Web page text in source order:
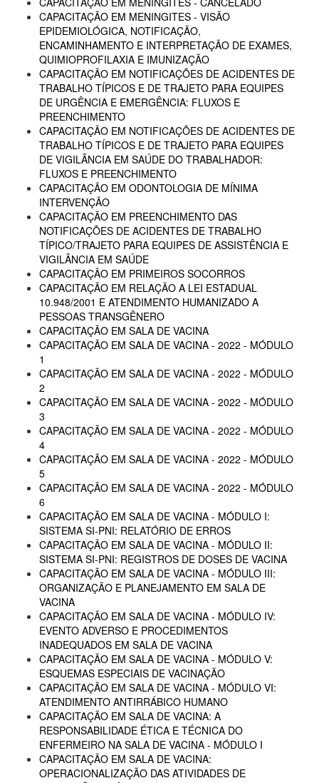
CAPACITAÇÃO EM MENINGITES - VISÃO
EPIDEMIOLÓGICA, NOTIFICAÇÃO,
ENCAMINHAMENTO E INTERPRETAÇÃO DE EXAMES,
QUIMIOPROFILAXIA E IMUNIZAÇÃO
CAPACITAÇÃO EM NOTIFICAÇÕES DE ACIDENTES DE
TRABALHO TÍPICOS E DE TRAJETO PARA EQUIPES
DE URGÊNCIA E EMERGÊNCIA: FLUXOS E
PREENCHIMENTO
CAPACITAÇÃO EM NOTIFICAÇÕES DE ACIDENTES DE
TRABALHO TÍPICOS E DE TRAJETO PARA EQUIPES
DE VIGILÂNCIA EM SAÚDE DO TRABALHADOR:
FLUXOS E PREENCHIMENTO
CAPACITAÇÃO EM ODONTOLOGIA DE MÍNIMA
INTERVENÇÃO
CAPACITAÇÃO EM PREENCHIMENTO DAS
NOTIFICAÇÕES DE ACIDENTES DE TRABALHO
TÍPICO/TRAJETO PARA EQUIPES DE ASSISTÊNCIA E
VIGILÂNCIA EM SAÚDE
CAPACITAÇÃO EM PRIMEIROS SOCORROS
CAPACITAÇÃO EM RELAÇÃO A LEI ESTADUAL
10.948/2001 E ATENDIMENTO HUMANIZADO A
PESSOAS TRANSGÊNERO
CAPACITAÇÃO EM SALA DE VACINA
CAPACITAÇÃO EM SALA DE VACINA - 2022 - MÓDULO
1
CAPACITAÇÃO EM SALA DE VACINA - 2022 - MÓDULO
2
CAPACITAÇÃO EM SALA DE VACINA - 2022 - MÓDULO
3
CAPACITAÇÃO EM SALA DE VACINA - 2022 - MÓDULO
4
CAPACITAÇÃO EM SALA DE VACINA - 2022 - MÓDULO
5
CAPACITAÇÃO EM SALA DE VACINA - 2022 - MÓDULO
6
CAPACITAÇÃO EM SALA DE VACINA - MÓDULO I:
SISTEMA SI-PNI: RELATÓRIO DE ERROS
CAPACITAÇÃO EM SALA DE VACINA - MÓDULO II:
SISTEMA SI-PNI: REGISTROS DE DOSES DE VACINA
CAPACITAÇÃO EM SALA DE VACINA - MÓDULO III:
ORGANIZAÇÃO E PLANEJAMENTO EM SALA DE
VACINA
CAPACITAÇÃO EM SALA DE VACINA - MÓDULO IV:
EVENTO ADVERSO E PROCEDIMENTOS
INADEQUADOS EM SALA DE VACINA
CAPACITAÇÃO EM SALA DE VACINA - MÓDULO V:
ESQUEMAS ESPECIAIS DE VACINAÇÃO
CAPACITAÇÃO EM SALA DE VACINA - MÓDULO VI:
ATENDIMENTO ANTIRRÁBICO HUMANO
CAPACITAÇÃO EM SALA DE VACINA: A
RESPONSABILIDADE ÉTICA E TÉCNICA DO
ENFERMEIRO NA SALA DE VACINA - MÓDULO I
CAPACITAÇÃO EM SALA DE VACINA:
OPERACIONALIZAÇÃO DAS ATIVIDADES DE